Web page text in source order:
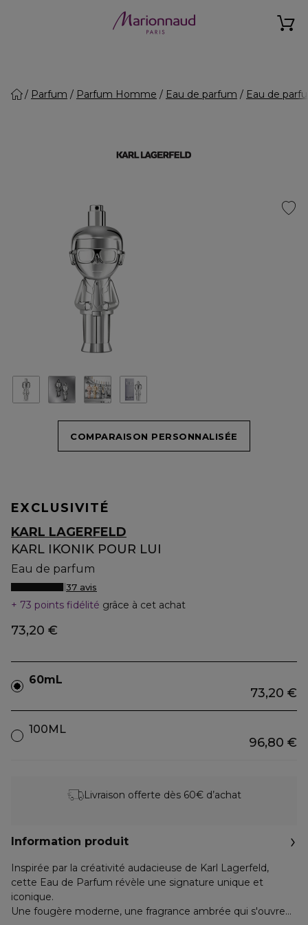
Parfum Parfum Homme Eau de parfum Eau de
COMPARAISON PERSONNALISÉE
EXCLUSIVITÉ
KARL LAGERFELD
KARL IKONIK POUR LUI
Eau de parfum
37 avis
73 points fidélité grâce à cet achat
73,20 €
60mL
73,20 €
100ML
96,80 €
Livraison offerte dès 60€ d’achat
Information produit
Inspirée par la créativité audacieuse de Karl Lagerfeld,
cette Eau de Parfum révèle une signature unique et
iconique.
Une fougère moderne, une fragrance ambrée qui s'ouvre